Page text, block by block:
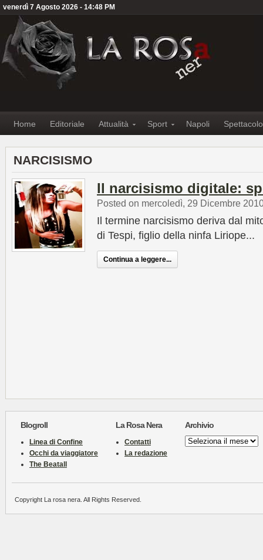
venerdì 7 Agosto 2026 - 14:48 PM
Home Editoriale Attualità Sport Napoli Spettacolo
NARCISISMO
Il narcisismo digitale:
Posted on mercoledì, 29 Dicembre
Il termine narcisismo deriva dal
di Tespi, figlio della ninfa Liriope...
Continua a leggere...
Blogroll
Linea di Confine
Occhi da viaggiatore
The Beatall
La Rosa Nera
Contatti
La redazione
Archivio
Archivio
Copyright La rosa nera. All Rights Reserved.